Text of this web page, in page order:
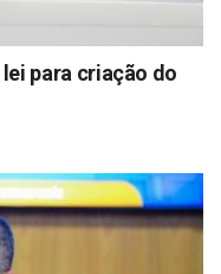
para criação do